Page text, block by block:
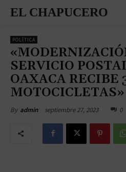
EL CHAPUCERO
POLÍTICA
SERVICIO
OAXACA RECIBE
MOTOCICLETAS»
By admin septiembre 27, 2023 0